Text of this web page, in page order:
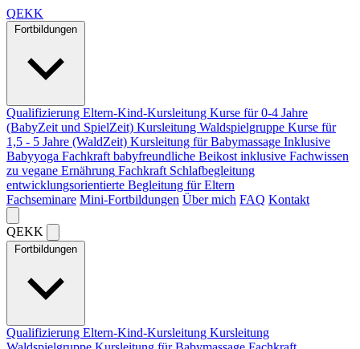
QEKK
Fortbildungen
Qualifizierung Eltern-Kind-Kursleitung Kurse für 0-4 Jahre
(BabyZeit und SpielZeit) Kursleitung Waldspielgruppe Kurse für
1,5 - 5 Jahre (WaldZeit) Kursleitung für Babymassage Inklusive
Babyyoga Fachkraft babyfreundliche Beikost inklusive Fachwissen
zu vegane Ernährung Fachkraft Schlafbegleitung
entwicklungsorientierte Begleitung für Eltern
Fachseminare Mini-Fortbildungen Über mich FAQ Kontakt
QEKK
Fortbildungen
Qualifizierung Eltern-Kind-Kursleitung Kursleitung